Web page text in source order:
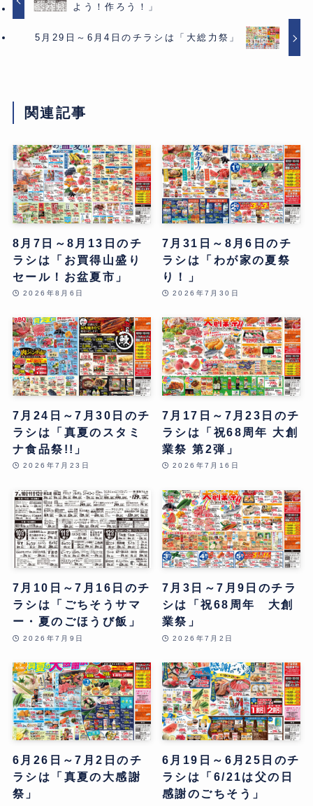
よう！作ろう！」
5月29日～6月4日のチラシは「大総力祭」
関連記事
8月7日～8月13日のチ
ラシは「お買得山盛り
セール！お盆夏市」
2026年8月6日
7月31日～8月6日のチ
ラシは「わが家の夏祭
り！」
2026年7月30日
7月24日～7月30日のチ
ラシは「真夏のスタミ
ナ食品祭!!」
2026年7月23日
7月17日～7月23日のチ
ラシは「祝68周年 大創
業祭 第2弾」
2026年7月16日
7月10日～7月16日のチ
ラシは「ごちそうサマ
ー・夏のごほうび飯」
2026年7月9日
7月3日～7月9日のチラ
シは「祝68周年 大創
業祭」
2026年7月2日
6月26日～7月2日のチ
ラシは「真夏の大感謝
祭」
6月19日～6月25日のチ
ラシは「6/21は父の日
感謝のごちそう」